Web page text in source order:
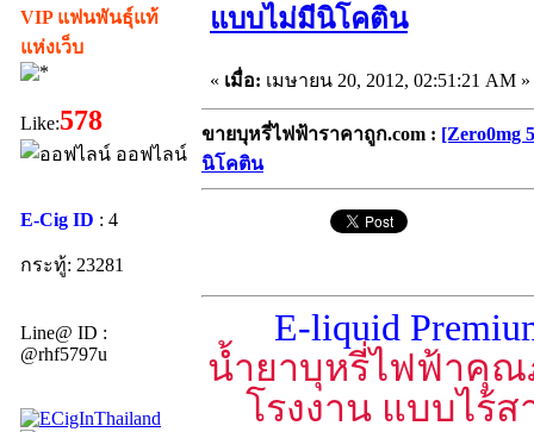
VIP แฟนพันธุ์แท้
แห่งเว็บ
Like:578
ออฟไลน์
E-Cig ID : 4
กระทู้: 23281
Line@ ID :
@rhf5797u
แบบไม่มีนิโคติน
« เมื่อ: เมษายน 20, 2012, 02:51:21 AM »
ขายบุหรี่ไฟฟ้าราคาถูก.com : [Zero0mg
นิโคติน
E-liquid
น้ำยาบุหรี่ไฟฟ้าคุณ
โรงงาน แบบไร้